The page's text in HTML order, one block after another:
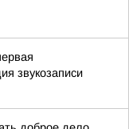
звукозаписи